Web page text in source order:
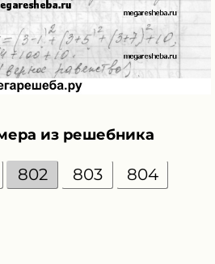
из решебника
802 803 804